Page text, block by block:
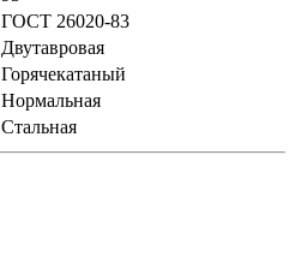
ГОСТ 26020-83
Двутавровая
Горячекатаный
Нормальная
Стальная